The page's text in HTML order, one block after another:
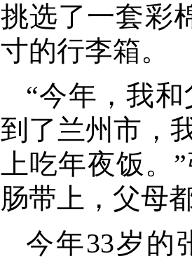
挑选了一套彩
寸的行李箱。
“今年，我
到了兰州市，
上吃年夜饭。
肠带上，父母
今年33岁的